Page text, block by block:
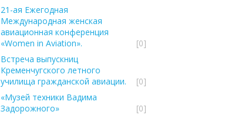
21-ая Ежегодная
Международная женская
авиационная конференция
«Women in Aviation».
[0]
Встреча выпускниц
Кременчугского летного
училища гражданской авиации.
[0]
«Музей техники Вадима
Задорожного»
[0]